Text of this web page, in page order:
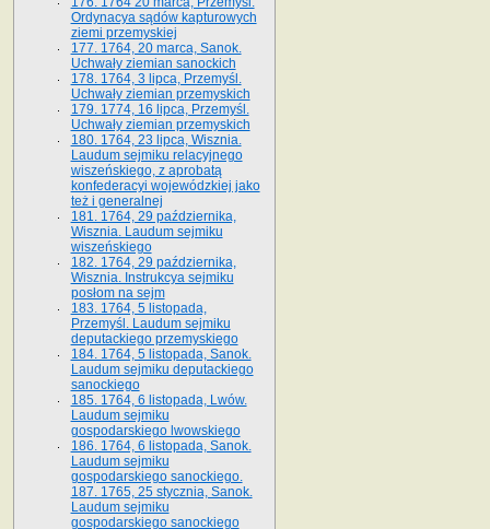
Ordynacya sądów kapturowych
ziemi przemyskiej
177. 1764, 20 marca, Sanok.
Uchwały ziemian sanockich
178. 1764, 3 lipca, Przemyśl.
Uchwały ziemian przemyskich
179. 1774, 16 lipca, Przemyśl.
Uchwały ziemian przemyskich
180. 1764, 23 lipca, Wisznia.
Laudum sejmiku relacyjnego
wiszeńskiego, z aprobatą
konfederacyi wojewódzkiej jako
też i generalnej
181. 1764, 29 października,
Wisznia. Laudum sejmiku
wiszeńskiego
182. 1764, 29 października,
Wisznia. Instrukcya sejmiku
posłom na sejm
183. 1764, 5 listopada,
Przemyśl. Laudum sejmiku
deputackiego przemyskiego
184. 1764, 5 listopada, Sanok.
Laudum sejmiku deputackiego
sanockiego
185. 1764, 6 listopada, Lwów.
Laudum sejmiku
gospodarskiego lwowskiego
186. 1764, 6 listopada, Sanok.
Laudum sejmiku
gospodarskiego sanockiego.
187. 1765, 25 stycznia, Sanok.
Laudum sejmiku
gospodarskiego sanockiego